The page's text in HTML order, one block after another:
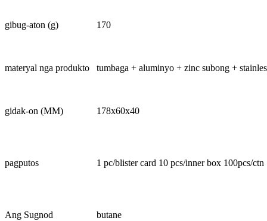
gibug-aton (g) 170
materyal nga produkto tumbaga + aluminyo + zinc subong +
gidak-on (MM) 178x60x40
pagputos 1 pc/blister card 10 pcs/inner box 100pcs/ctn
Ang Sugnod butane